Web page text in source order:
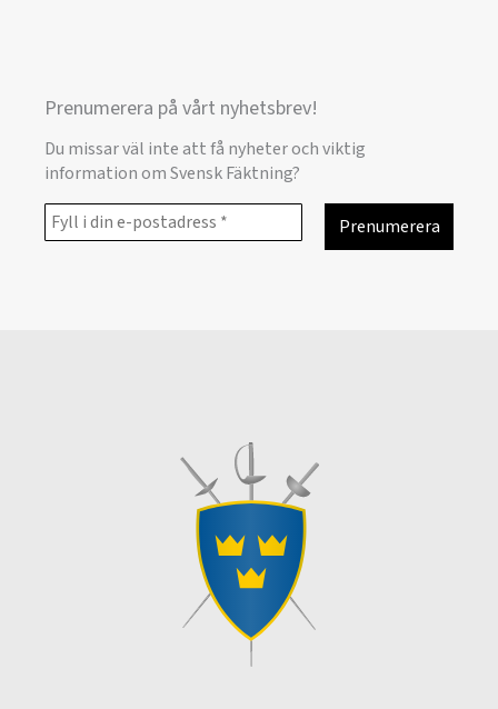
Prenumerera på vårt nyhetsbrev!
Du missar väl inte att få nyheter och viktig
information om Svensk Fäktning?